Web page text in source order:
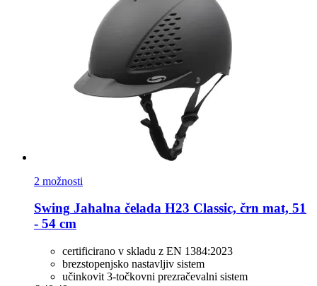
2 možnosti
Swing Jahalna čelada H23 Classic, črn mat, 51
-​ 54 cm
certificirano v skladu z EN 1384:2023
brezstopenjsko nastavljiv sistem
učinkovit 3-točkovni prezračevalni sistem